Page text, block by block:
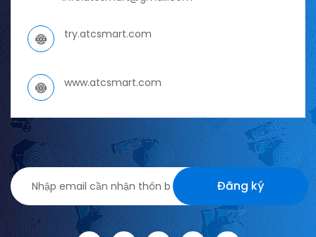
try.atcsmart.com
www.atcsmart.com
Đăng ký